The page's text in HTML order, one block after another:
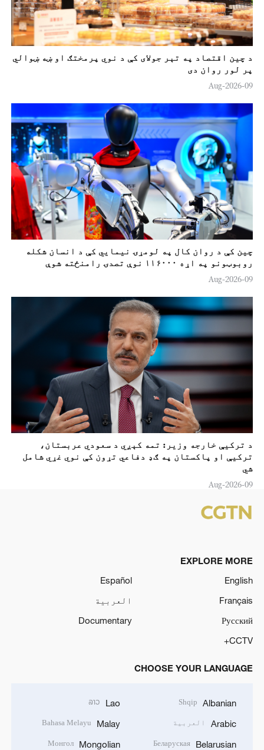
د چين اقتصاد په تېر جولای کې د نوي پرمختګ او ښه ښوالي
پر لور روان دی
09-Aug-2026
چين کې د روان کال په لومړۍ نیمایي کې د انسان شکله
روبوټونو په اړه ۱۱۶۰۰۰ نوې تصدۍ رامنځته شوې
09-Aug-2026
د ترکيې خارجه وزير: تمه کېږي د سعودي عربستان،
ترکيې او پاکستان په ګډ دفاعي تړون کې نوي غړي شامل
شي
09-Aug-2026
EXPLORE MORE
English
Español
Français
العربية
Русский
Documentary
CCTV+
CHOOSE YOUR LANGUAGE
Albanian
Shqip
Arabic العربية
Belarusian
Беларуская
Lao
ລາວ
Malay
Bahasa Melayu
Mongolian
Монгол